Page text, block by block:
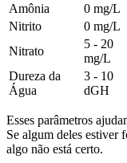
Amônia
0 mg/L
Nitrito
0 mg/L
Nitrato
5 - 20
mg/L
Dureza da
Água
3 - 10
dGH
Esses parâmetros
Se algum deles estiver
algo não está certo.